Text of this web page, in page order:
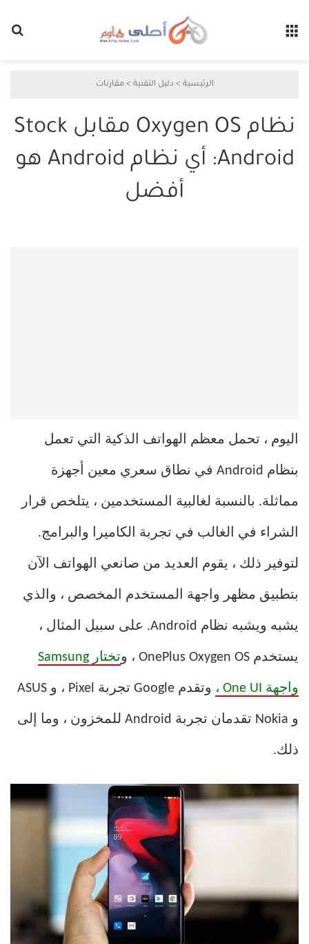
الرئيسية > دليل التقنية > مقارنات
نظام Oxygen OS مقابل Stock
Android: أي نظام Android هو
أفضل
اليوم ، تحمل معظم الهواتف الذكية التي تعمل
بنظام Android في نطاق سعري معين أجهزة
مماثلة. بالنسبة لغالبية المستخدمين ، يتلخص قرار
الشراء في الغالب في تجربة الكاميرا والبرامج.
لتوفير ذلك ، يقوم العديد من صانعي الهواتف الآن
بتطبيق مظهر واجهة المستخدم المخصص ، والذي
يشبه ويشبه نظام Android. على سبيل المثال ،
يستخدم OnePlus Oxygen OS ، و تختار Samsung
واجهة One UI ، وتقدم Google تجربة Pixel ، و ASUS
و Nokia تقدمان تجربة Android للمخزون ، وما إلى
ذلك.